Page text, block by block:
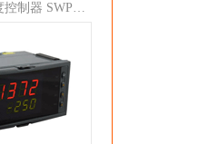
干式变压器温度控制器 SWP-C80